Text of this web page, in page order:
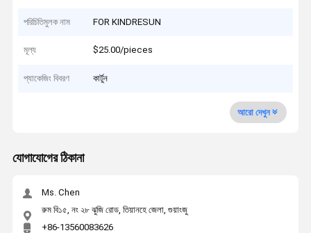
পরিচিতিমুলক নাম FOR KINDRESUN
মূল্য $25.00/pieces
প্যাকেজিং বিবরণ কার্টুন
আরো দেখুন
যোগাযোগের ঠিকানা
Ms. Chen
রুম বি১৫, নং ২৮ ঝুজি রোড, তিয়ানহে জেলা, গুয়াংজু
+86-13560083626